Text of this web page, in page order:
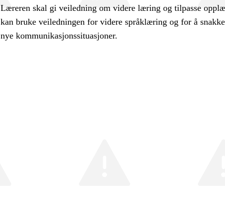
Læreren skal gi veiledning om videre læring og tilpasse
kan bruke veiledningen for videre språklæring og for å
nye kommunikasjonssituasjoner.